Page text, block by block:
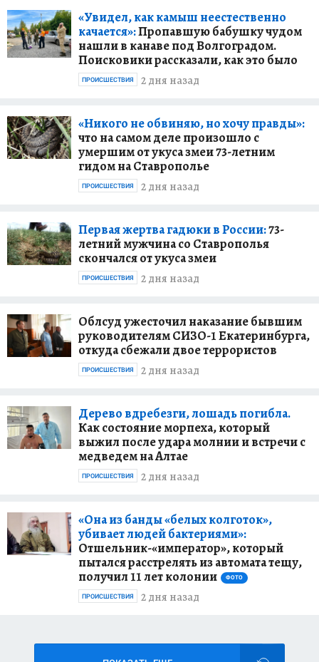
«Увидел, как камыш неестественно
качается»:Пропавшую бабушку чудом
нашли в канаве под Волгоградом.
Поисковики рассказали, как это было
2 дня назад
ПРОИСШЕСТВИЯ
«Никого не обвиняю, но хочу правды»:
что на самом деле произошло с
умершим от укуса змеи 73-летним
гидом на Ставрополье
2 дня назад
ПРОИСШЕСТВИЯ
Первая жертва гадюки в России:73-
летний мужчина со Ставрополья
скончался от укуса змеи
2 дня назад
ПРОИСШЕСТВИЯ
Облсуд ужесточил наказание бывшим
руководителям СИЗО-1 Екатеринбурга,
откуда сбежали двое террористов
2 дня назад
ПРОИСШЕСТВИЯ
Дерево вдребезги, лошадь погибла.
Как состояние морпеха, который
выжил после удара молнии и встречи с
медведем на Алтае
2 дня назад
ПРОИСШЕСТВИЯ
«Она из банды «белых колготок»,
убивает людей бактериями»:
Отшельник-«император», который
пытался расстрелять из автомата тещу,
получил 11 лет колонии
ФОТО
2 дня назад
ПРОИСШЕСТВИЯ